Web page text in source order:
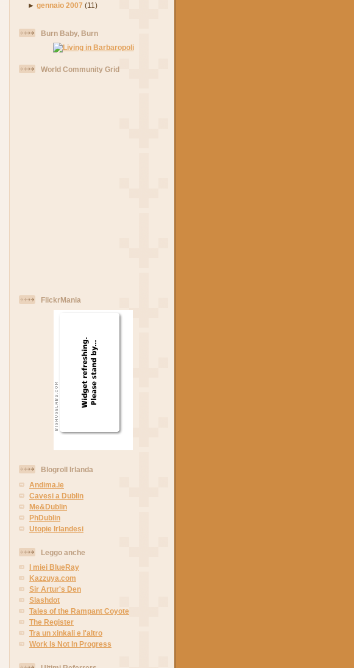
►gennaio 2007 (11)
Burn Baby, Burn
World Community Grid
FlickrMania
Blogroll Irlanda
Andima.ie
Cavesi a Dublin
Me&Dublin
PhDublin
Utopie Irlandesi
Leggo anche
I miei BlueRay
Kazzuya.com
Sir Artur's Den
Slashdot
Tales of the Rampant Coyote
The Register
Tra un xinkali e l'altro
Work Is Not In Progress